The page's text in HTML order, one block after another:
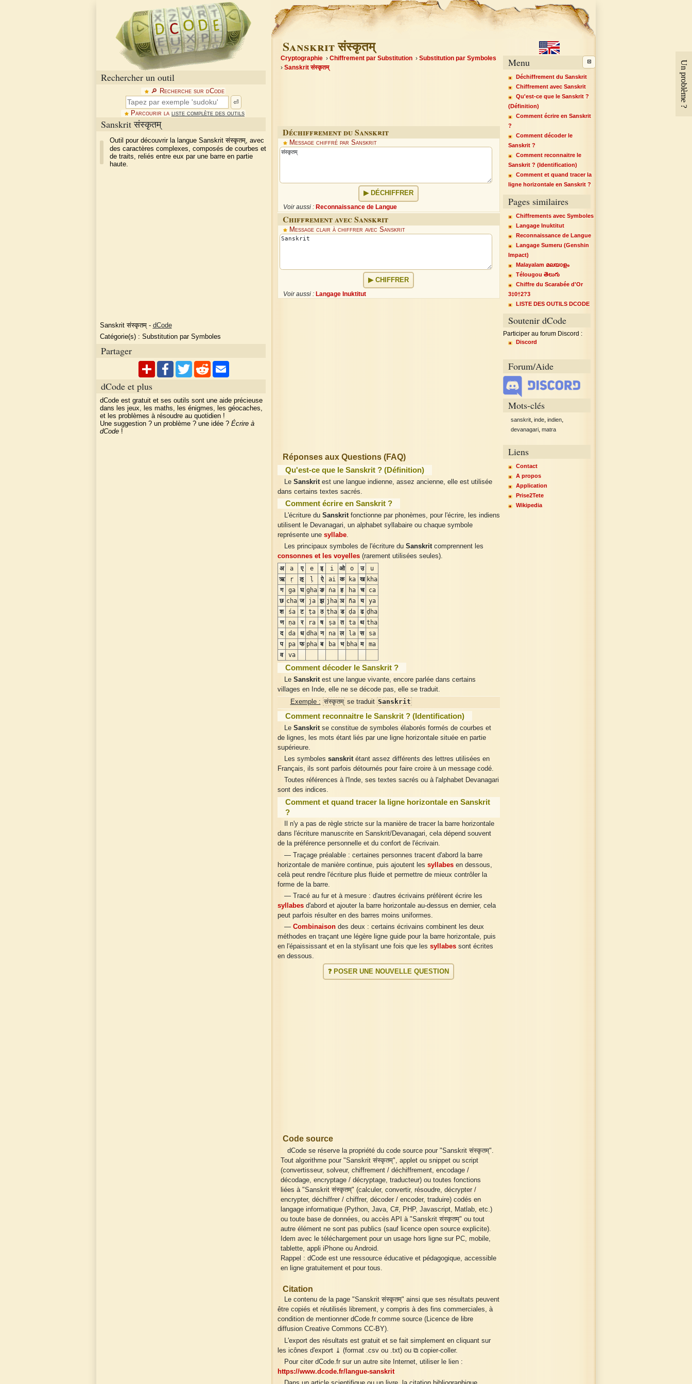
Rechercher un outil
🔎︎ Recherche sur dCode
⏎
Parcourir la liste complète des outils
Sanskrit संस्कृतम्
Outil pour découvrir la langue Sanskrit संस्कृतम्, avec
des caractères complexes, composés de courbes et
de traits, reliés entre eux par une barre en partie
haute.
Sanskrit संस्कृतम्- dCode
Catégorie(s) : Substitution par Symboles
Partager
dCode et plus
dCode est gratuit et ses outils sont une aide précieuse
dans les jeux, les maths, les énigmes, les géocaches,
et les problèmes à résoudre au quotidien !
Une suggestion ? un problème ? une idée ? Écrire à
dCode!
Sanskrit संस्कृतम्
Cryptographie Chiffrement par Substitution
Substitution par Symboles
Sanskrit संस्कृतम्
Déchiffrement du Sanskrit
Message chiffré par Sanskrit
DÉCHIFFRER
Voir aussi : Reconnaissance de Langue
Chiffrement avec Sanskrit
Message clair à chiffrer avec Sanskrit
CHIFFRER
Voir aussi : Langage Inuktitut
Réponses aux Questions (FAQ)
Qu'est-ce que le Sanskrit ? (Définition)
Le Sanskritest une langue indienne, assez ancienne, elle est utilisée
dans certains textes sacrés.
Comment écrire en Sanskrit ?
L'écriture du Sanskritfonctionne par phonèmes, pour l'écrire, les indiens
utilisent le Devanagari, un alphabet syllabaire ou chaque symbole
représente une syllabe.
Les principaux symboles de l'écriture du Sanskritcomprennent les
consonnes et les voyelles (rarement utilisées seules).
अ
a ए e इ i ओ o उ
u
ऋ
ṛ ऌ ḷ ऐ ai क ka ख kha
ग
ga घ gha ङ ṅa ह ha च
ca
छ cha ज ja झ jha ञ ña य
ya
श
śa ट ṭa ठ ṭha ड ḍa ढ ḍha
ण
ṇa र ra ष ṣa त ta थ tha
द
da ध dha न na ल la स
sa
प
pa फ pha ब ba भ bha म
ma
व
va
Comment décoder le Sanskrit ?
Le Sanskritest une langue vivante, encore parlée dans certains
villages en Inde, elle ne se décode pas, elle se traduit.
Exemple : संस्कृतम्se traduit Sanskrit
Comment reconnaitre le Sanskrit ? (Identification)
Le Sanskritse constitue de symboles élaborés formés de courbes et
de lignes, les mots étant liés par une ligne horizontale située en partie
supérieure.
Les symboles sanskritétant assez différents des lettres utilisées en
Français, ils sont parfois détournés pour faire croire à un message codé.
Toutes références à l'Inde, ses textes sacrés ou à l'alphabet Devanagari
sont des indices.
Comment et quand tracer la ligne horizontale en Sanskrit
?
Il n'y a pas de règle stricte sur la manière de tracer la barre horizontale
dans l'écriture manuscrite en Sanskrit/Devanagari, cela dépend souvent
de la préférence personnelle et du confort de l'écrivain.
— Traçage préalable : certaines personnes tracent d'abord la barre
horizontale de manière continue, puis ajoutent les syllabes en dessous,
celà peut rendre l'écriture plus fluide et permettre de mieux contrôler la
forme de la barre.
— Tracé au fur et à mesure : d'autres écrivains préfèrent écrire les
syllabes d'abord et ajouter la barre horizontale au-dessus en dernier, cela
peut parfois résulter en des barres moins uniformes.
— Combinaisondes deux : certains écrivains combinent les deux
méthodes en traçant une légère ligne guide pour la barre horizontale, puis
en l'épaississant et en la stylisant une fois que les syllabes sont écrites
en dessous.
❓ POSER UNE NOUVELLE QUESTION
Code source
dCode se réserve la propriété du code source pour "Sanskrit संस्कृतम्".
Tout algorithme pour "Sanskrit संस्कृतम्", applet ou snippet ou script
(convertisseur, solveur, chiffrement / déchiffrement, encodage /
décodage, encryptage / décryptage, traducteur) ou toutes fonctions
liées à "Sanskrit संस्कृतम्" (calculer, convertir, résoudre, décrypter /
encrypter, déchiffrer / chiffrer, décoder / encoder, traduire) codés en
langage informatique (Python, Java, C#, PHP, Javascript, Matlab, etc.)
ou toute base de données, ou accès API à "Sanskrit संस्कृतम्" ou tout
autre élément ne sont pas publics (sauf licence open source explicite).
Idem avec le téléchargement pour un usage hors ligne sur PC, mobile,
tablette, appli iPhone ou Android.
Rappel : dCode est une ressource éducative et pédagogique, accessible
en ligne gratuitement et pour tous.
Citation
Le contenu de la page "Sanskrit संस्कृतम्" ainsi que ses résultats peuvent
être copiés et réutilisés librement, y compris à des fins commerciales, à
condition de mentionner dCode.fr comme source (Licence de libre
diffusion Creative Commons CC-BY).
L'export des résultats est gratuit et se fait simplement en cliquant sur
les icônes d'export ⤓ (format .csv ou .txt) ou ⧉ copier-coller.
Pour citer dCode.fr sur un autre site Internet, utiliser le lien :
https://www.dcode.fr/langue-sanskrit
Menu
Déchiffrement du Sanskrit
Chiffrement avec Sanskrit
Qu'est-ce que le Sanskrit ?
(Définition)
Comment écrire en Sanskrit
?
Comment décoder le
Sanskrit ?
Comment reconnaitre le
Sanskrit ? (Identification)
Comment et quand tracer la
ligne horizontale en Sanskrit ?
Pages similaires
Chiffrements avec Symboles
Langage Inuktitut
Reconnaissance de Langue
Langage Sumeru (Genshin
Impact)
Malayalam മലയാളം
Télougou తెలుగు
Chiffre du Scarabée d'Or
3‡0†2?3
LISTE DES OUTILS DCODE
Soutenir dCode
Participer au forum Discord :
Discord
Forum/Aide
Mots-clés
sanskrit inde indien
devanagari matra
Liens
Contact
A propos
Application
Prise2Tete
Wikipedia
Un problème ?